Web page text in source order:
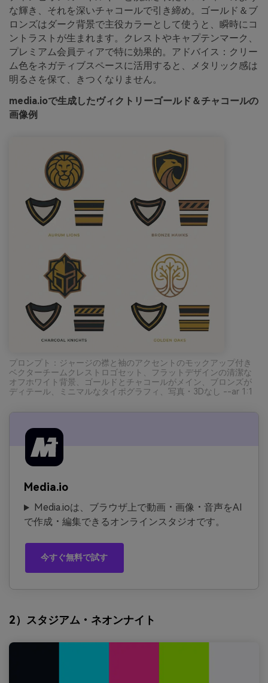
な輝き、それを深いチャコールで引き締め。ゴールド＆ブ
ロンズはダーク背景で主役カラーとして使うと、瞬時にコ
ントラストが生まれます。クレストやキャプテンマーク、
プレミアム会員ティアで特に効果的。アドバイス：クリー
ム色をネガティブスペースに活用すると、メタリック感は
明るさを保て、きつくなりません。
media.ioで生成したヴィクトリーゴールド＆チャコールの
画像例
プロンプト：ジャージの襟と袖のアクセントのモックアップ付き
ベクターチームクレストロゴセット、フラットデザインの清潔な
オフホワイト背景、ゴールドとチャコールがメイン、ブロンズが
ディテール、ミニマルなタイポグラフィ、写真・3Dなし --ar 1:1
Media.io
Media.ioは、ブラウザ上で動画・画像・音声をAI
で作成・編集できるオンラインスタジオです。
今すぐ無料で試す
2）スタジアム・ネオンナイト